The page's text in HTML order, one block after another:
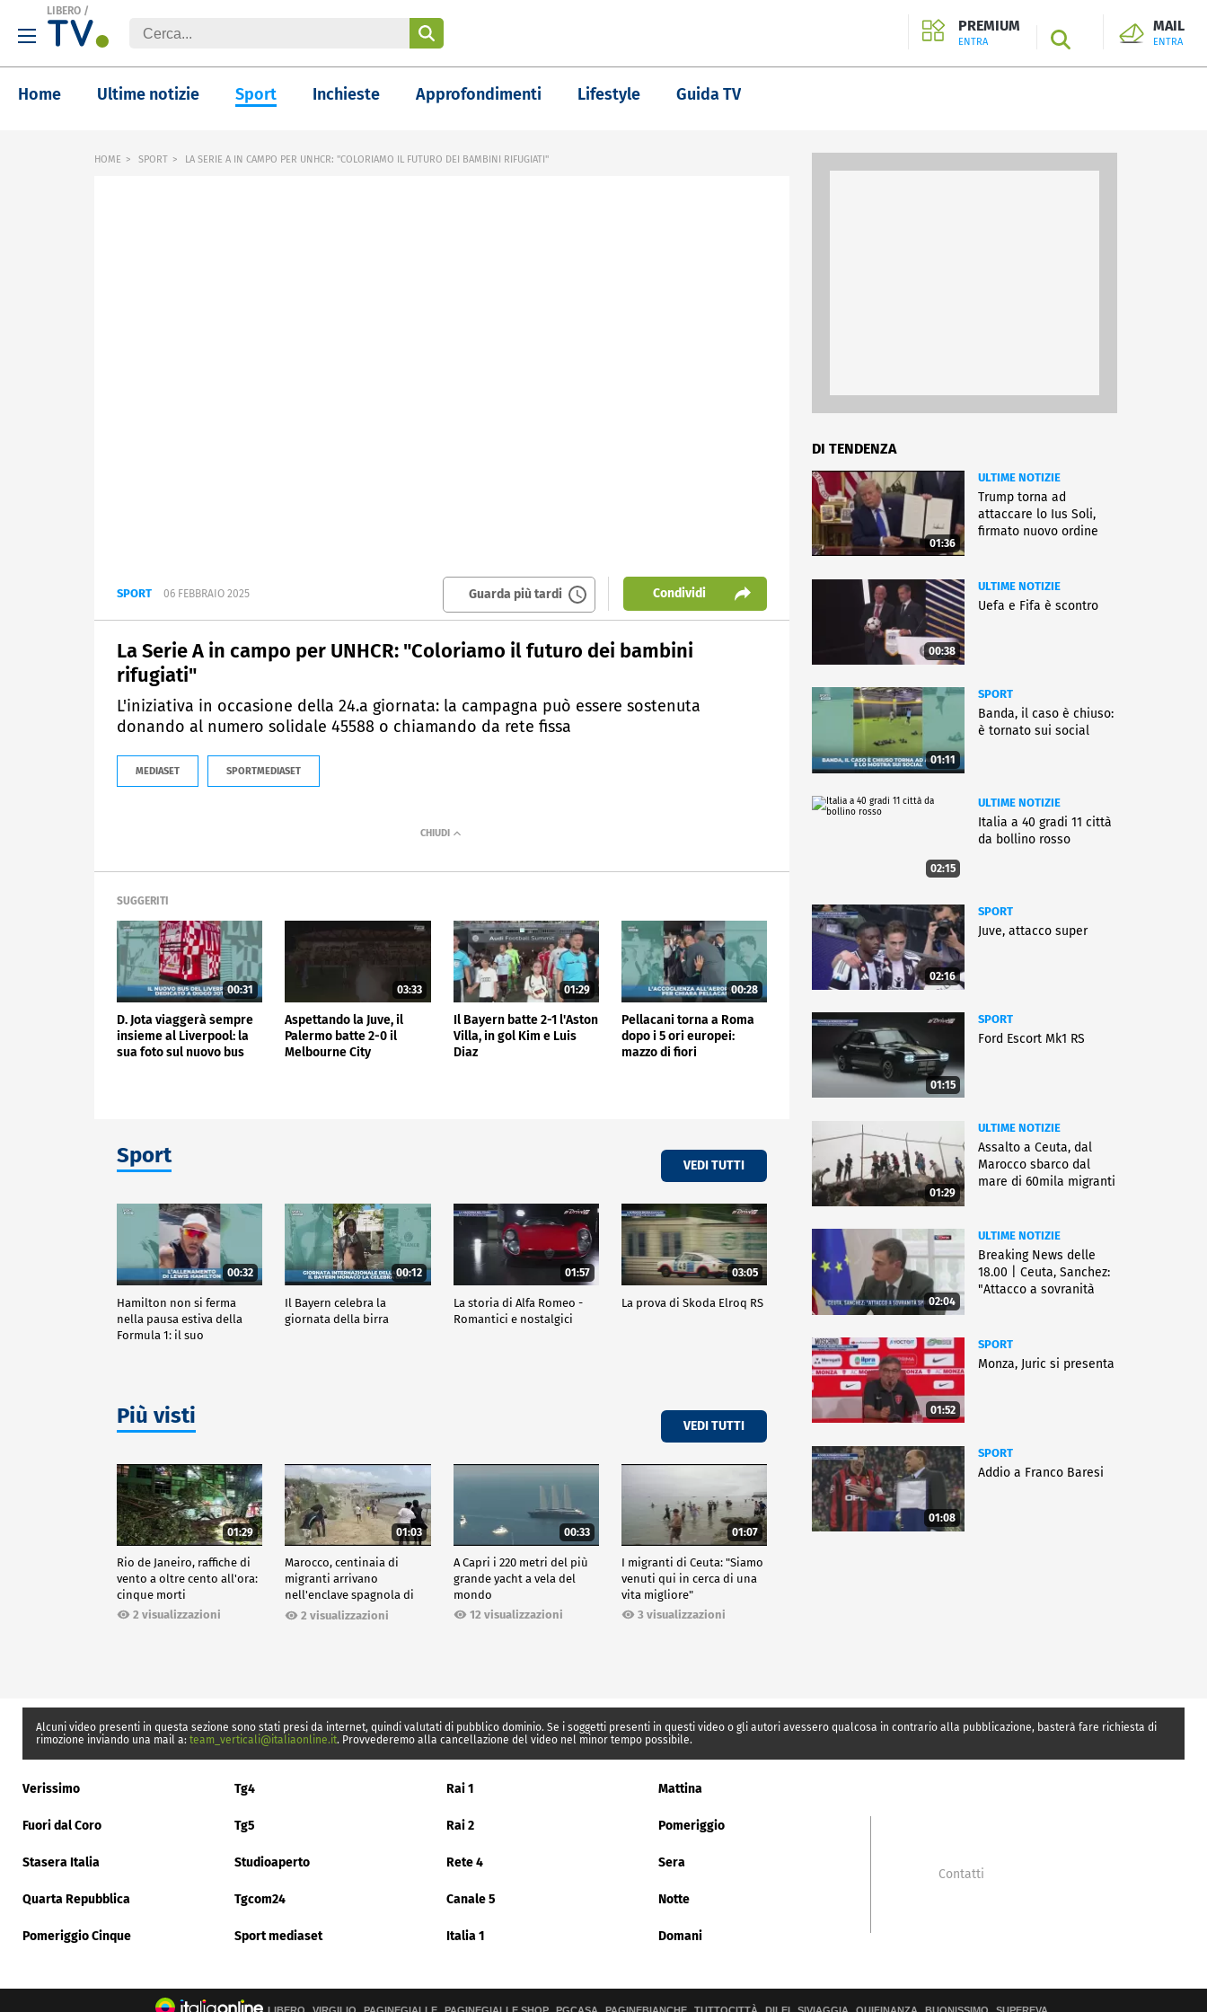
LIBERO /
PREMIUM
ENTRA SEARCH
MAIL
ENTRA
Home Ultime notizie Sport Inchieste Approfondimenti Lifestyle Guida TV
HOME SPORT LA SERIE A IN CAMPO PER UNHCR: "COLORIAMO IL FUTURO DEI BAMBINI RIFUGIATI"
SPORT 06 FEBBRAIO 2025 Guarda più tardi Condividi
La Serie A in campo per UNHCR: "Coloriamo il futuro dei bambini
rifugiati"
L'iniziativa in occasione della 24.a giornata: la campagna può essere sostenuta
donando al numero solidale 45588 o chiamando da rete fissa
MEDIASET SPORTMEDIASET
SUGGERITI
00:31
D. Jota viaggerà sempre
insieme al Liverpool: la
sua foto sul nuovo bus
03:33
Aspettando la Juve, il
Palermo batte 2-0 il
Melbourne City
01:29
Il Bayern batte 2-1 l'Aston
Villa, in gol Kim e Luis
Diaz
00:28
Pellacani torna a Roma
dopo i 5 ori europei:
mazzo di fiori
Sport VEDI TUTTI
00:32
Hamilton non si ferma
nella pausa estiva della
Formula 1: il suo
00:12
Il Bayern celebra la
giornata della birra
01:57
La storia di Alfa Romeo -
Romantici e nostalgici
03:05
La prova di Skoda Elroq RS
Più visti VEDI TUTTI
01:29
Rio de Janeiro, raffiche di
vento a oltre cento all'ora:
cinque morti
2 visualizzazioni
01:03
Marocco, centinaia di
migranti arrivano
nell'enclave spagnola di
Ceuta2 visualizzazioni
00:33
A Capri i 220 metri del più
grande yacht a vela del
mondo
12 visualizzazioni
01:07
I migranti di Ceuta: "Siamo
venuti qui in cerca di una
vita migliore"
3 visualizzazioni
DI TENDENZA
01:36
ULTIME NOTIZIE
Trump torna ad
attaccare lo Ius Soli,
firmato nuovo ordine
00:38
ULTIME NOTIZIE
Uefa e Fifa è scontro
01:11
SPORT
Banda, il caso è chiuso:
è tornato sui social
02:15
ULTIME NOTIZIE
Italia a 40 gradi 11 città
da bollino rosso
02:16
SPORT
Juve, attacco super
01:15
SPORT
Ford Escort Mk1 RS
01:29
ULTIME NOTIZIE
Assalto a Ceuta, dal
Marocco sbarco dal
mare di 60mila migranti
02:04
ULTIME NOTIZIE
Breaking News delle
18.00 | Ceuta, Sanchez:
"Attacco a sovranità
01:52
SPORT
Monza, Juric si presenta
01:08
SPORT
Addio a Franco Baresi
Alcuni video presenti in questa sezione sono stati presi da internet, quindi valutati di pubblico dominio. Se i soggetti presenti in questi video o gli autori avessero qualcosa in contrario alla pubblicazione, basterà fare richiesta di
rimozione inviando una mail a: team_verticali@italiaonline.it. Provvederemo alla cancellazione del video nel minor tempo possibile.
Verissimo Tg4 Rai 1 Mattina
Fuori dal Coro Tg5 Rai 2 Pomeriggio
Stasera Italia Studioaperto Rete 4 Sera
Quarta Repubblica Tgcom24 Canale 5 Notte
Pomeriggio Cinque Sport mediaset Italia 1 Domani
Contatti
LIBERO VIRGILIO PAGINEGIALLE PAGINEGIALLE SHOP PGCASA PAGINEBIANCHE TUTTOCITTÀ DILEI SIVIAGGIA QUIFINANZA BUONISSIMO SUPEREVA